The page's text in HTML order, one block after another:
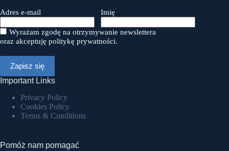
Adres e-mail Imię
Wyrażam zgodę na otrzymywanie newslettera
oraz akceptuję politykę prywatności.
Important Links
Privacy Policy
Cookies Policy
Terms & Conditions
Pomóż nam pomagać